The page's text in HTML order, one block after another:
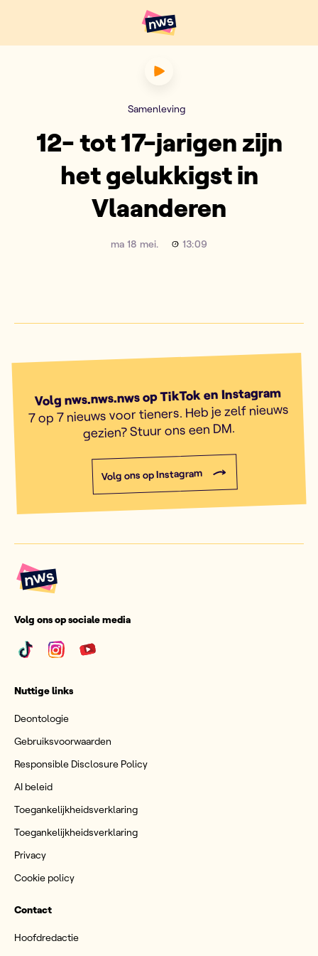
Hoofdpunten VRT NWS
12- tot 17-jarigen zijn het
Samenleving
12- tot 17-jarigen zijn
het gelukkigst in
Vlaanderen
ma 18 mei. 13:09
Volg nws.nws.nws op TikTok en Instagram
7 op 7 nieuws voor tieners. Heb je zelf nieuws
gezien? Stuur ons een DM.
Volg ons op Instagram
Volg ons op sociale media
Nuttige links
Deontologie
Gebruiksvoorwaarden
Responsible Disclosure Policy
AI beleid
Toegankelijkheidsverklaring
Toegankelijkheidsverklaring
Privacy
Cookie policy
Contact
Hoofdredactie